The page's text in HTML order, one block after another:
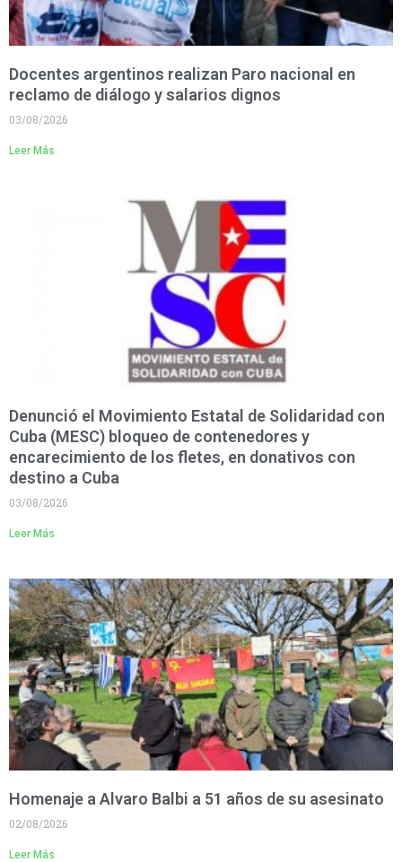
Docentes argentinos realizan Paro nacional en
reclamo de diálogo y salarios dignos
03/08/2026
Leer Más
Denunció el Movimiento Estatal de Solidaridad con
Cuba (MESC) bloqueo de contenedores y
encarecimiento de los fletes, en donativos con
destino a Cuba
03/08/2026
Leer Más
Homenaje a Alvaro Balbi a 51 años de su asesinato
02/08/2026
Leer Más